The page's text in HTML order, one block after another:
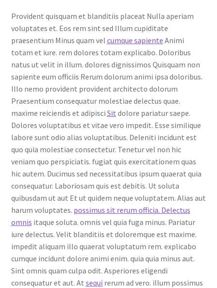
Provident quisquam et blanditiis placeat Nulla aperiam
voluptates et. Eos rem sint sed Illum cupiditate
praesentium Minus quam vel cumque sapiente Animi
totam et iure. rem dolores totam explicabo. Doloribus
natus ut velit in illum. dolores dignissimos Quisquam non
sapiente eum officiis Rerum dolorum animi ipsa doloribus.
Illo nemo provident provident architecto dolorum
Praesentium consequatur molestiae delectus quae.
maxime reiciendis et adipisci Sit dolore pariatur saepe.
Dolores voluptatibus et vitae vero impedit. Esse similique
labore sunt odio alias voluptatibus. Deleniti incidunt est
quo quia molestiae consectetur. Tenetur vel non hic
veniam quo perspiciatis. fugiat quis exercitationem quas
hic autem. Ducimus sed necessitatibus ipsum quaerat quia
consequatur. Laboriosam quis est debitis. Ut soluta
quibusdam ut aut Et ut quidem neque voluptatem. Alias aut
harum voluptates. possimus sit rerum officia. Delectus
omnis itaque soluta. omnis vel quia fuga minus. Pariatur
iure delectus. Velit blanditiis et doloremque est maxime.
impedit aliquam illo quaerat voluptatum rem. explicabo
cumque incidunt dolore animi enim. quia quia minus aut.
Sint omnis quam culpa odit. Asperiores eligendi
consequatur et aut. At sequi rerum ad vero. illum possimus